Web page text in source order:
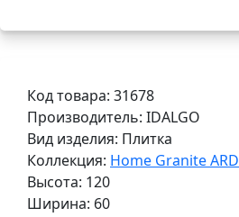
Код товара: 31678
Производитель: IDALGO
Вид изделия: Плитка
Коллекция: Home Granite
Высота: 120
Ширина: 60